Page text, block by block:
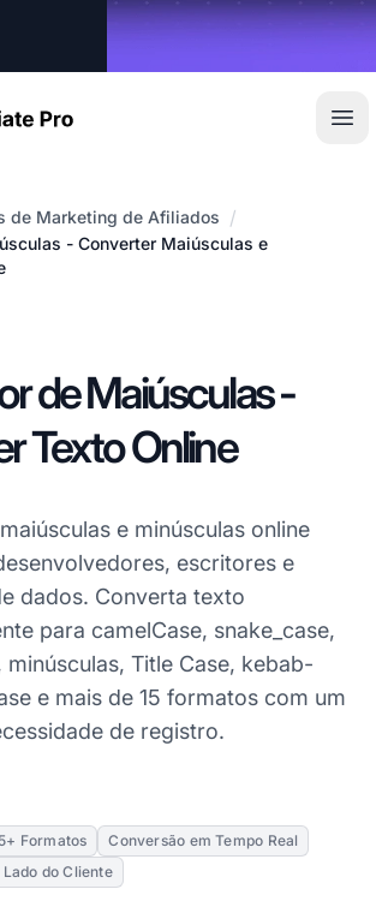
de Marketing de Afiliados /
- Converter Maiúsculas e
de Maiúsculas -
Texto Online
e minúsculas online
escritores e
dados. Converta texto
para camelCase, snake_case,
minúsculas, Title Case, kebab-
e mais de 15 formatos com um
de registro.
Formatos
Conversão em Tempo Real
do Cliente